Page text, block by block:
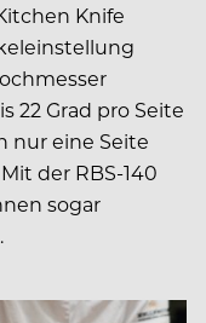
Knife
22 Grad pro Seite
nur eine Seite
der RBS-140
sogar